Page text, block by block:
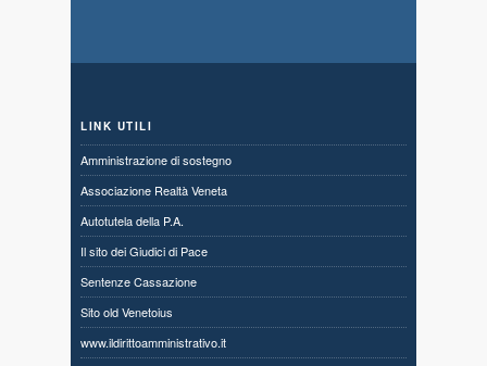
LINK UTILI
Amministrazione di sostegno
Associazione Realtà Veneta
Autotutela della P.A.
Il sito dei Giudici di Pace
Sentenze Cassazione
Sito old Venetoius
www.ildirittoamministrativo.it